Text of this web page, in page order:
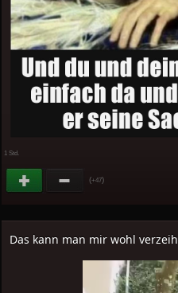
1 Std.
(+47)
Das kann man mir wohl